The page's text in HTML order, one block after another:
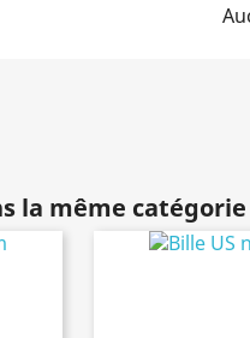
la même catégorie